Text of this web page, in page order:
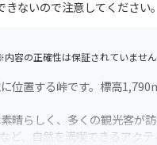
ないので注意してください。
容の正確性は保証されていません
位置する峠です。標高
晴らしく、多くの観光客が
ど、自然を満喫できるアクテ